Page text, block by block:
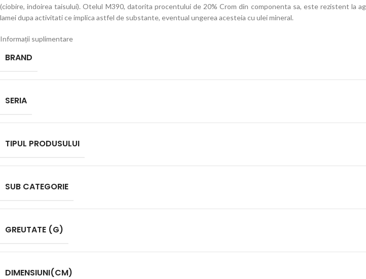
(ciobire, indoirea taisului). Otelul M390, datorita procentului de 20% Crom din componenta sa, este rezistent la
lamei dupa activitati ce implica astfel de substante, eventual ungerea acesteia cu ulei mineral.
Informații suplimentare
BRAND
SERIA
TIPUL PRODUSULUI
SUB CATEGORIE
GREUTATE (G)
DIMENSIUNI(CM)